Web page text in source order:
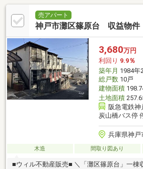
売アパート
神戸市灘区篠原台 収益物件
3,680万円
利回り 9.9％
築年月 1984年
総戸数10戸
建物面積
土地面積
阪急電鉄
炭山橋バス停
兵庫県神戸
木造 間取り図あり
■ウィル不動産販売■ ＼「灘区篠原台」一棟